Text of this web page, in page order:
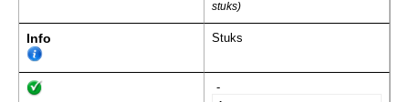
stuks)
Info Stuks
-